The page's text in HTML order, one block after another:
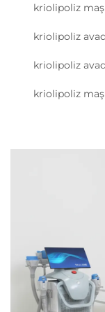
kriolipoliz
kriolipoliz
kriolipoliz
kriolipoliz